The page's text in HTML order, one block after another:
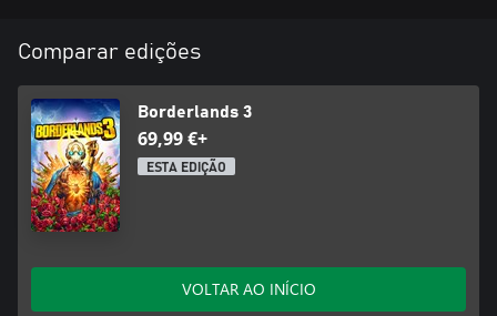
Comparar edições
Borderlands 3
69,99 €+
ESTA EDIÇÃO
VOLTAR AO INÍCIO